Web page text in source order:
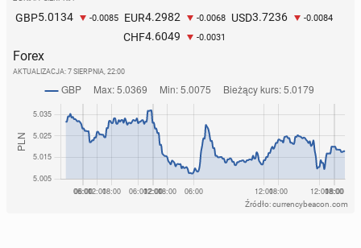
GBP5.0134 -0.0085 EUR4.2982 -0.0068 USD3.7236 -0.0084
CHF4.6049 -0.0031
Forex
AKTUALIZACJA: 7 SIERPNIA, 22:00
Źródło: currencybeacon.com